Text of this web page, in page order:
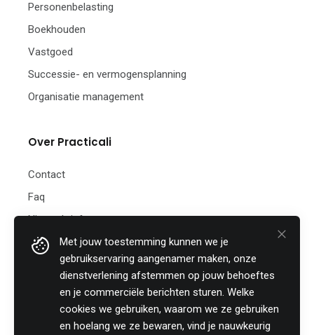
Met jouw toestemming kunnen we je
gebruikservaring aangenamer maken, onze
dienstverlening afstemmen op jouw behoeftes
en je commerciële berichten sturen. Welke
cookies we gebruiken, waarom we ze gebruiken
en hoelang we ze bewaren, vind je nauwkeurig
Personenbelasting
Boekhouden
Vastgoed
Successie- en vermogensplanning
Organisatie management
Over Practicali
Contact
Faq
Nieuwsbrief
Practicali bv
Hof te Perremans 16
+32 (0)46 820 02 12